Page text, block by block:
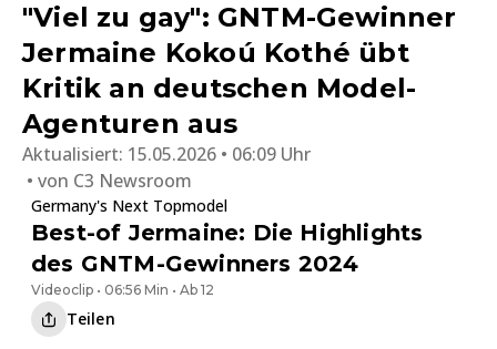
"Viel zu gay": GNTM-Gewinner
Jermaine Kokoú Kothé übt
Kritik an deutschen Model-
Agenturen aus
Aktualisiert: 15.05.2026 • 06:09 Uhr
von C3 Newsroom
Germany's Next Topmodel
Best-of Jermaine: Die Highlights
des GNTM-Gewinners 2024
Videoclip • 06:56 Min • Ab 12
Teilen